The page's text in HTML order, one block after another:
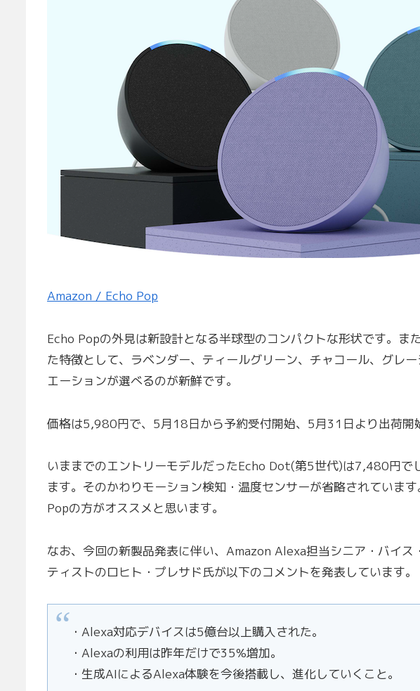
Amazon / Echo Pop
Echo Popの外見は新設計となる半球型のコンパクトな形状です。ま
た特徴として、ラベンダー、ティールグリーン、チャコール、グレ
エーションが選べるのが新鮮です。
価格は5,980円で、5月18日から予約受付開始、5月31日より出荷開
いままでのエントリーモデルだったEcho Dot(第5世代)は7,480円で
ます。そのかわりモーション検知・温度センサーが省略されていま
Popの方がオススメと思います。
なお、今回の新製品発表に伴い、Amazon Alexa担当シニア・バイス
ティストのロヒト・プレサド氏が以下のコメントを発表しています。
・Alexa対応デバイスは5億台以上購入された。
・Alexaの利用は昨年だけで35%増加。
・生成AIによるAlexa体験を今後搭載し、進化していくこと。